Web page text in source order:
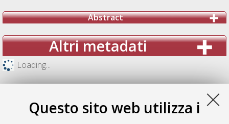
Questo sito web utilizza i
Abstract
Altri metadati
Loading...